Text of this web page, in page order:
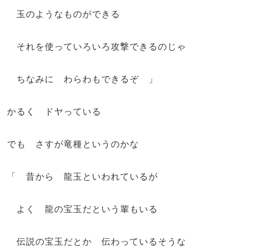
玉のようなものができる
それを使っていろいろ攻撃できるのじゃ
ちなみに わらわもできるぞ 」
かるく ドヤっている
でも さすが竜種というのかな
「 昔から 龍玉といわれているが
よく 龍の宝玉だという輩もいる
伝説の宝玉だとか 伝わっているそうな